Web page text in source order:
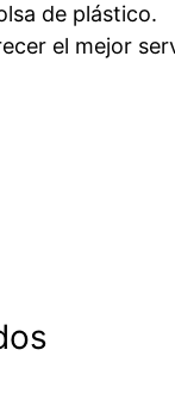
de plástico.
el mejor